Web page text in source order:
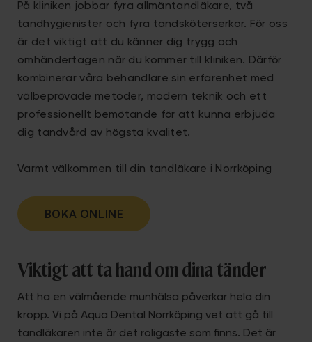
På kliniken jobbar fyra allmäntandläkare, två
tandhygienister och fyra tandsköterserkor. För oss
är det viktigt att du känner dig trygg och
omhändertagen när du kommer till kliniken. Därför
kombinerar våra behandlare sin erfarenhet med
välbeprövade metoder, modern teknik och ett
professionellt bemötande för att kunna erbjuda
dig tandvård av högsta kvalitet.
Varmt välkommen till din tandläkare i Norrköping
BOKA ONLINE
Viktigt att ta hand om dina tänder
Att ha en välmående munhälsa påverkar hela din
kropp. Vi på Aqua Dental Norrköping vet att gå till
tandläkaren inte är det roligaste som finns. Det är